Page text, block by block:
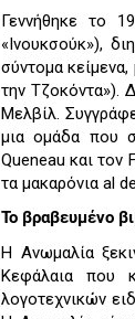
Γεννήθηκε το
«Ινουκσούκ»),
σύντομα
την Τζοκόντα»).
Μελβίλ.
μια ομάδα που
Queneau και τον
τα μακαρόνια al
Το βραβευμένο
Η Ανωμαλία
Κεφάλαια που
λογοτεχνικών